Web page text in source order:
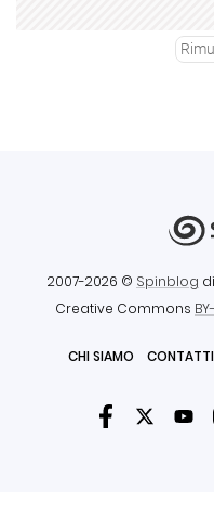
2007-2026 © Spinblog
Creative Commons
CHI SIAMO CONTATTI